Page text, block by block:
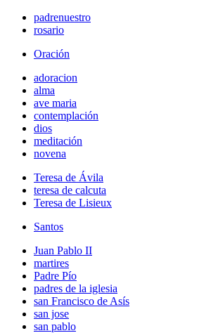
padrenuestro
rosario
Oración
adoracion
alma
ave maria
contemplación
dios
meditación
novena
Teresa de Ávila
teresa de calcuta
Teresa de Lisieux
Santos
Juan Pablo II
martires
Padre Pío
padres de la iglesia
san Francisco de Asís
san jose
san pablo